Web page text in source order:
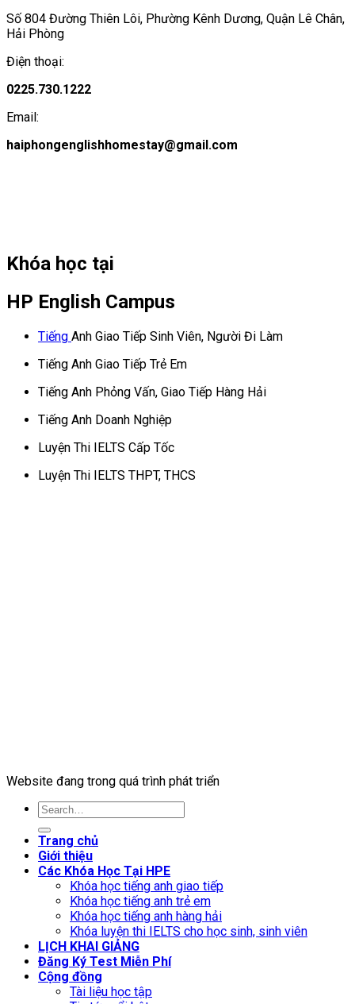
Số 804 Đường Thiên Lôi, Phường Kênh Dương, Quận Lê Chân,
Hải Phòng
Điện thoại:
0225.730.1222
Email:
haiphongenglishhomestay@gmail.com
Khóa học tại
HP English Campus
Tiếng Anh Giao Tiếp Sinh Viên, Người Đi Làm
Tiếng Anh Giao Tiếp Trẻ Em
Tiếng Anh Phỏng Vấn, Giao Tiếp Hàng Hải
Tiếng Anh Doanh Nghiệp
Luyện Thi IELTS Cấp Tốc
Luyện Thi IELTS THPT, THCS
Website đang trong quá trình phát triển
Trang chủ
Giới thiệu
Các Khóa Học Tại HPE
Khóa học tiếng anh giao tiếp
Khóa học tiếng anh trẻ em
Khóa học tiếng anh hàng hải
Khóa luyện thi IELTS cho học sinh, sinh viên
LỊCH KHAI GIẢNG
Đăng Ký Test Miễn Phí
Cộng đồng
Tài liệu học tập